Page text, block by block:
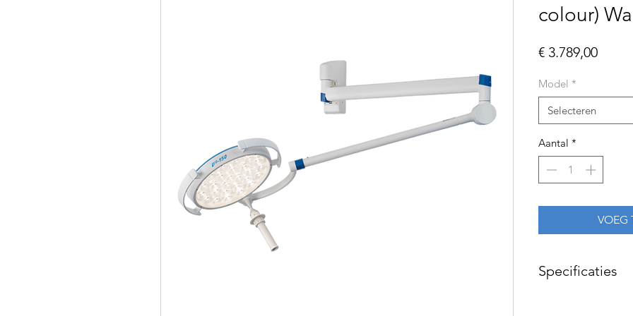
colour)
€ 3.789,00Prijs
Model *
Selecteren
Aantal *
VOEG
Specificaties